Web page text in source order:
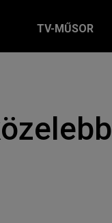
TV-MŰSOR